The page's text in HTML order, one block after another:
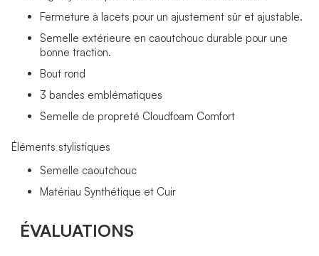
Fermeture à lacets pour un ajustement sûr et ajustable.
Semelle extérieure en caoutchouc durable pour une
bonne traction.
Bout rond
3 bandes emblématiques
Semelle de propreté Cloudfoam Comfort
Éléments stylistiques
Semelle caoutchouc
Matériau Synthétique et Cuir
ÉVALUATIONS